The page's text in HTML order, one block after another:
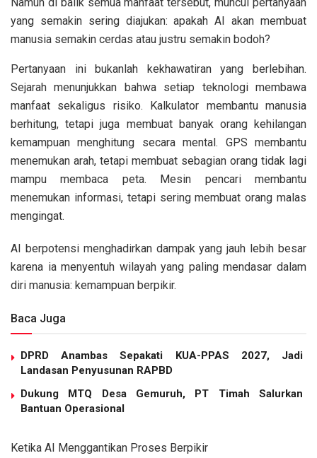
yang semakin sering diajukan: apakah AI akan membuat
manusia semakin cerdas atau justru semakin bodoh?
Pertanyaan ini bukanlah kekhawatiran yang berlebihan.
Sejarah menunjukkan bahwa setiap teknologi membawa
manfaat sekaligus risiko. Kalkulator membantu manusia
berhitung, tetapi juga membuat banyak orang kehilangan
kemampuan menghitung secara mental. GPS membantu
menemukan arah, tetapi membuat sebagian orang tidak lagi
mampu membaca peta. Mesin pencari membantu
menemukan informasi, tetapi sering membuat orang malas
mengingat.
AI berpotensi menghadirkan dampak yang jauh lebih besar
karena ia menyentuh wilayah yang paling mendasar dalam
diri manusia: kemampuan berpikir.
Baca Juga
DPRD Anambas Sepakati KUA-PPAS 2027, Jadi
Landasan Penyusunan RAPBD
Dukung MTQ Desa Gemuruh, PT Timah Salurkan
Bantuan Operasional
Ketika AI Menggantikan Proses Berpikir